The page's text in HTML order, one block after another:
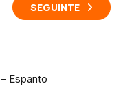
SEGUINTE
Espanto